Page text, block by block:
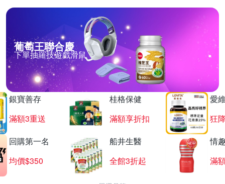
葡萄王聯合慶
下單抽羅技遊戲滑鼠
銀寶善存
滿額3重送
桂格保健
滿額享折扣
愛
狂
回購第一名
均價$350
船井生醫
全館3折起
情
滿